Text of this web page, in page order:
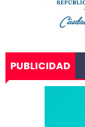
PUBLICIDAD